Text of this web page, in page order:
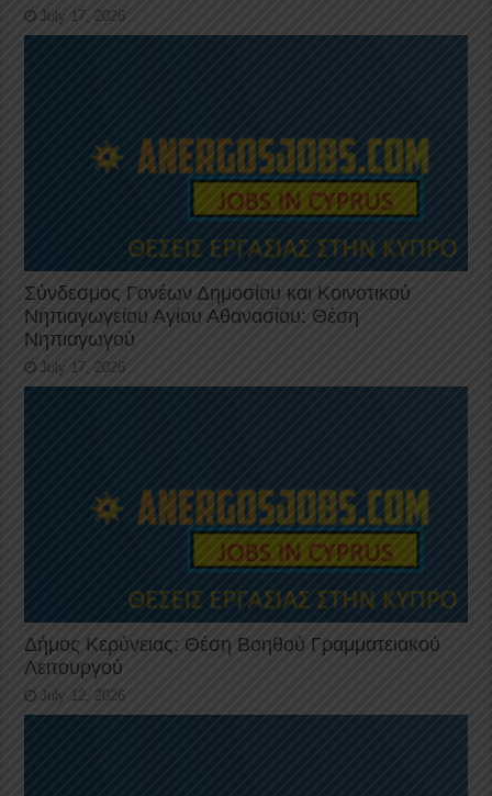
July 17, 2026
Σύνδεσμος Γονέων Δημοσίου και Κοινοτικού
Νηπιαγωγείου Αγίου Αθανασίου: Θέση
Νηπιαγωγού
July 17, 2026
Δήμος Κερύνειας: Θέση Βοηθού Γραμματειακού
Λειτουργού
July 12, 2026